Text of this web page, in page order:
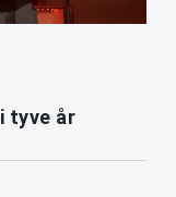
tyve år